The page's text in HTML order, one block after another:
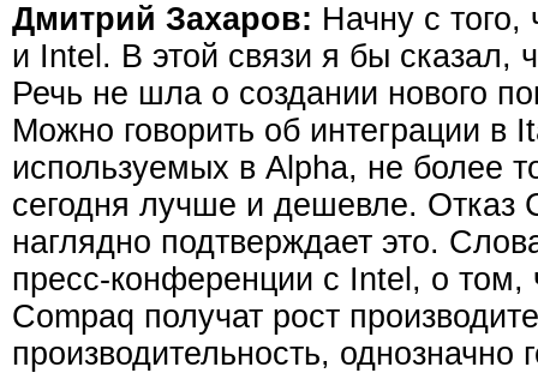
Дмитрий Захаров: Начну с
и Intel. В этой связи я бы сказал,
Речь не шла о создании нового
Можно говорить об интеграции в
используемых в Alpha, не более
сегодня лучше и дешевле. Отказ
наглядно подтверждает это.
пресс-конференции с Intel, о том,
Compaq получат рост
производительность, однозначно